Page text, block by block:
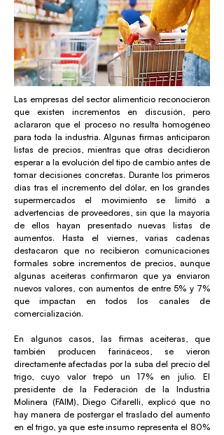
Las empresas del sector alimenticio reconocieron
que existen incrementos en discusión, pero
aclararon que el proceso no resulta homogéneo
para toda la industria. Algunas firmas anticiparon
listas de precios, mientras que otras decidieron
esperar a la evolución del tipo de cambio antes de
tomar decisiones concretas. Durante los primeros
días tras el incremento del dólar, en los grandes
supermercados el movimiento se limitó a
advertencias de proveedores, sin que la mayoría
de ellos hayan presentado nuevas listas de
aumentos. Hasta el viernes, varias cadenas
destacaron que no recibieron comunicaciones
formales sobre incrementos de precios, aunque
algunas aceiteras confirmaron que ya enviaron
nuevos valores, con aumentos de entre 5% y 7%
que impactan en todos los canales de
comercialización.
En algunos casos, las firmas aceiteras, que
también producen farináceos, se vieron
directamente afectadas por la suba del precio del
trigo, cuyo valor trepó un 17% en julio. El
presidente de la Federación de la Industria
Molinera (FAIM), Diego Cifarelli, explicó que no
hay manera de postergar el traslado del aumento
en el trigo, ya que este insumo representa el 80%